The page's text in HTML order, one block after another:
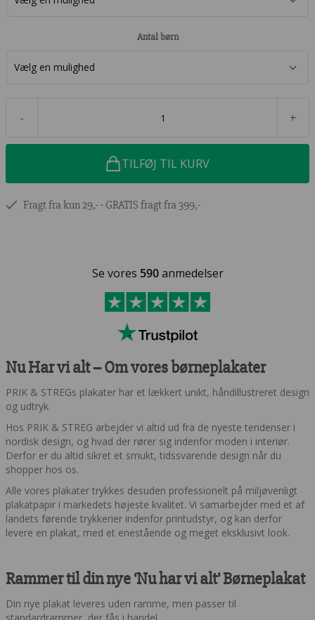
Antal børn
- +
TILFØJ TIL KURV
Fragt fra kun 29,- ∙ GRATIS fragt fra 399,-
Se vores 590anmedelser
Nu Har vi alt – Om vores børneplakater
PRIK & STREGs plakater har et lækkert unikt, håndillustreret design
og udtryk.
Hos PRIK & STREG arbejder vi altid ud fra de nyeste tendenser i
nordisk design, og hvad der rører sig indenfor moden i interiør.
Derfor er du altid sikret et smukt, tidssvarende design når du
shopper hos os.
Alle vores plakater trykkes desuden professionelt på miljøvenligt
plakatpapir i markedets højeste kvalitet. Vi samarbejder med et af
landets førende trykkerier indenfor printudstyr, og kan derfor
levere en plakat, med et enestående og meget eksklusivt look.
Rammer til din nye ‘Nu har vi alt’ Børneplakat
Din nye plakat leveres uden ramme, men passer til